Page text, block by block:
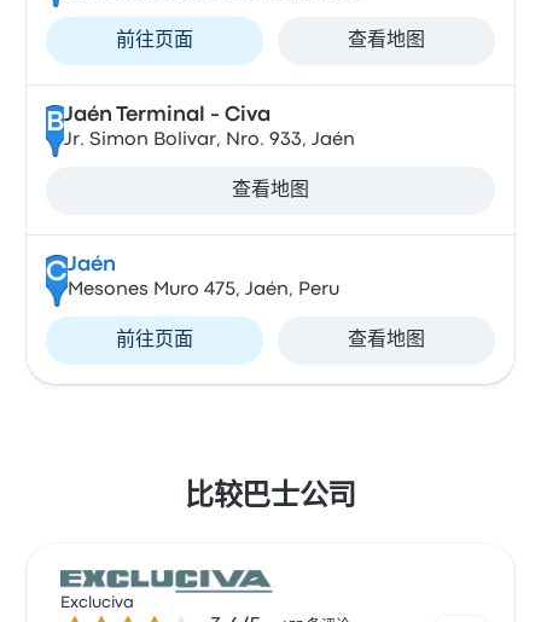
前往页面 查看地图
BJaén Terminal - Civa
Jr. Simon Bolivar, Nro. 933, Jaén
查看地图
CJaén
Mesones Muro 475, Jaén, Peru
前往页面 查看地图
比较巴士公司
Excluciva